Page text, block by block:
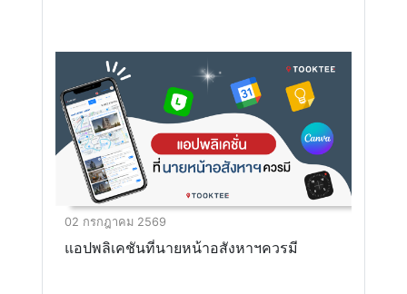
02 กรกฎาคม 2569
แอปพลิเคชันที่นายหน้าอสังหาฯควรมี